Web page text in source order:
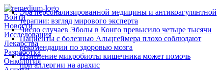
Войти
Новости
Исследования
Лекарства
Разработка
Онкология
Эра персонализированной медицины и антикоагулянтной
терапии: взгляд мирового эксперта
Число случаев Эболы в Конго превысило четыре тысячи
Пациенты с болезнью Альцгеймера плохо соблюдают
рекомендации по здоровью мозга
Изменение микробиоты кишечника может помочь
при аллергии на арахис